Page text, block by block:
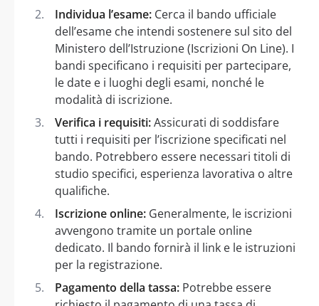
Individua l’esame: Cerca il bando ufficiale
dell’esame che intendi sostenere sul sito del
Ministero dell’Istruzione (Iscrizioni On Line). I
bandi specificano i requisiti per partecipare,
le date e i luoghi degli esami, nonché le
modalità di iscrizione.
Verifica i requisiti:Assicurati di soddisfare
tutti i requisiti per l’iscrizione specificati nel
bando. Potrebbero essere necessari titoli di
studio specifici, esperienza lavorativa o altre
qualifiche.
Iscrizione online: Generalmente, le iscrizioni
avvengono tramite un portale online
dedicato. Il bando fornirà il link e le istruzioni
per la registrazione.
Pagamento della tassa: Potrebbe essere